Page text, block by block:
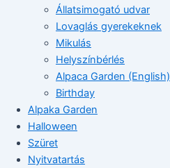
Állatsimogató udvar
Lovaglás gyerekeknek
Mikulás
Helyszínbérlés
Alpaca Garden (English)
Birthday
Alpaka Garden
Halloween
Szüret
Nyitvatartás